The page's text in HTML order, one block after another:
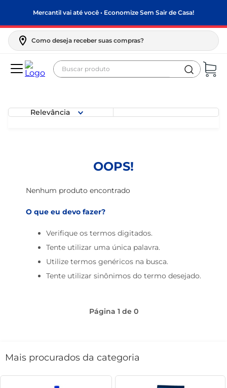
Mercantil vai até você • Economize Sem Sair de Casa!
Como deseja receber suas compras?
Buscar produto
Relevância
OOPS!
Nenhum produto encontrado
O que eu devo fazer?
Verifique os termos digitados.
Tente utilizar uma única palavra.
Utilize termos genéricos na busca.
Tente utilizar sinônimos do termo desejado.
Página 1 de 0
Mais procurados da categoria
frango
feijão
macarrão